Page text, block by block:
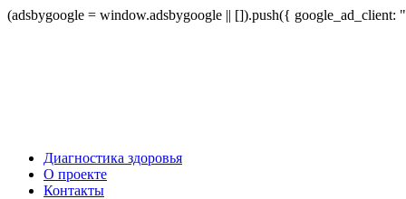
(adsbygoogle = window.adsbygoogle || []).push({ google_ad_client:
Диагностика здоровья
О проекте
Контакты